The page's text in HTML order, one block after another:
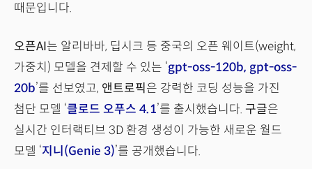
때문입니다.
오픈AI는 알리바바, 딥시크 등 중국의 오픈 웨이트(weight,
가중치) 모델을 견제할 수 있는 ‘gpt-oss-120b, gpt-oss-
20b’를 선보였고, 앤트로픽은 강력한 코딩 성능을 가진
첨단 모델 ‘클로드 오푸스 4.1’를 출시했습니다. 구글은
실시간 인터랙티브 3D 환경 생성이 가능한 새로운 월드
모델 ‘지니(Genie 3)’를 공개했습니다.